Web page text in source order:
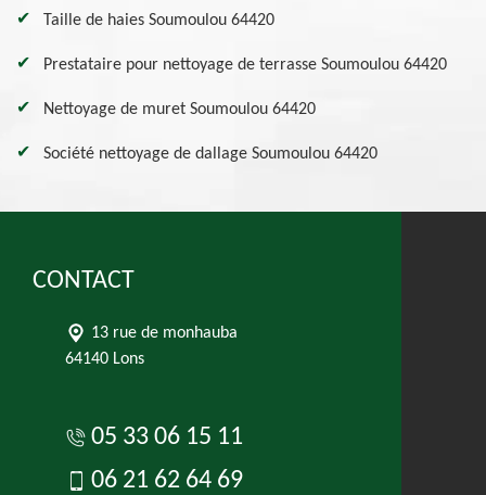
Taille de haies Soumoulou 64420
Prestataire pour nettoyage de terrasse Soumoulou 64420
Nettoyage de muret Soumoulou 64420
Société nettoyage de dallage Soumoulou 64420
CONTACT
13 rue de monhauba
64140 Lons
05 33 06 15 11
06 21 62 64 69